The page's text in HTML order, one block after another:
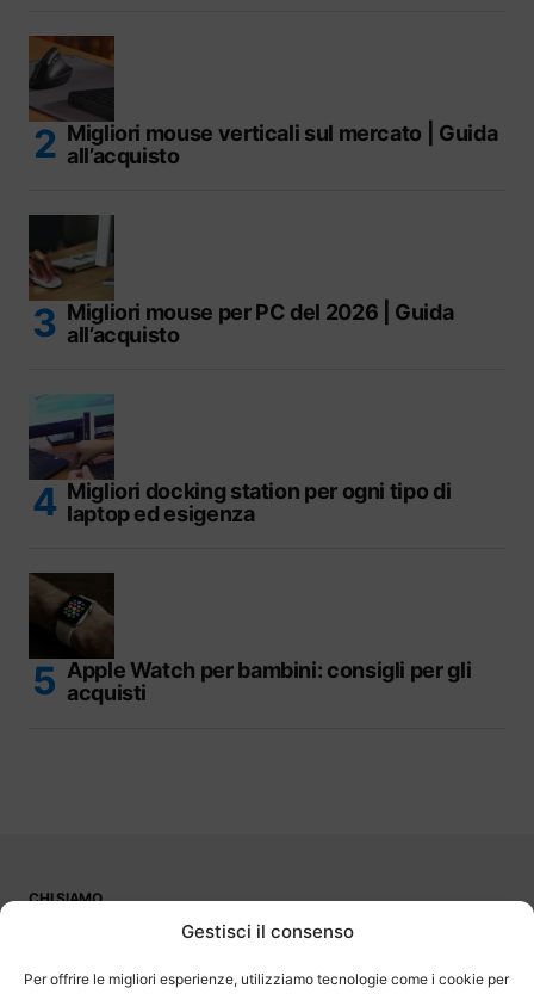
Gestisci il consenso
Per offrire le migliori esperienze, utilizziamo tecnologie come i cookie per
Migliori mouse verticali sul mercato | Guida
all’acquisto
Migliori mouse per PC del 2026 | Guida
all’acquisto
Migliori docking station per ogni tipo di
laptop ed esigenza
Apple Watch per bambini: consigli per gli
acquisti
CHI SIAMO